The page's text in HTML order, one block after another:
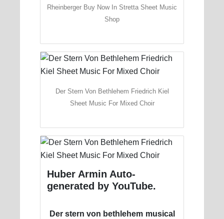
Rheinberger Buy Now In Stretta Sheet Music
Shop
Der Stern Von Bethlehem Friedrich Kiel
Sheet Music For Mixed Choir
Huber Armin Auto-
generated by YouTube.
Der stern von bethlehem musical